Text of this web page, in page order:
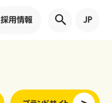
採用情報 JP